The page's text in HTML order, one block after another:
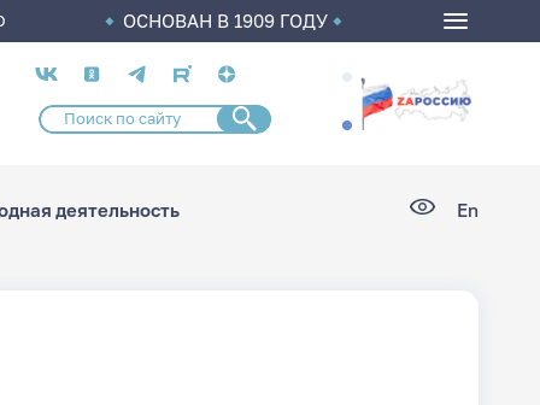
ОСНОВАН В 1909 ГОДУ
Социальные
сети
деятельность En